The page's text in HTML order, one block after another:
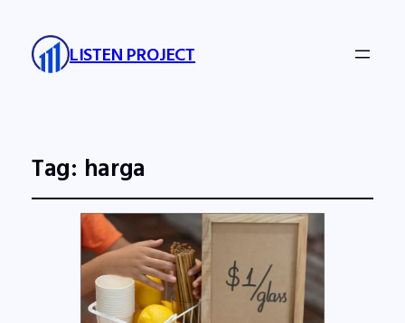
LISTEN PROJECT
Tag: harga